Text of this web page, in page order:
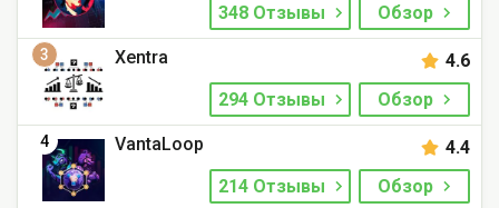
348 Отзывы
Обзор
3 Xentra
4.6
294 Отзывы
Обзор
4 VantaLoop
4.4
214 Отзывы
Обзор